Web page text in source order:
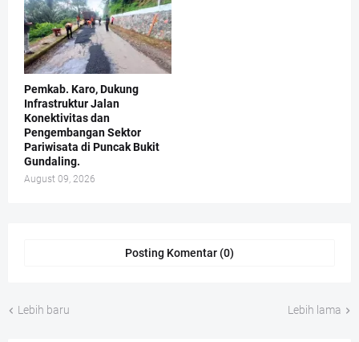
Pemkab. Karo, Dukung
Infrastruktur Jalan
Konektivitas dan
Pengembangan Sektor
Pariwisata di Puncak Bukit
Gundaling.
August 09, 2026
Posting Komentar (0)
Lebih baru Lebih lama